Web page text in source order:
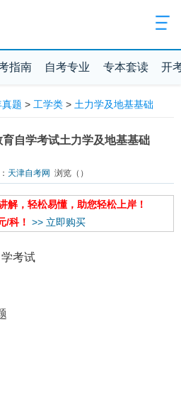
指南 自考专业 专本套读 开
真题 > 工学类> 土力学及地基基础
育自学考试土力学及地基基础
天津自考网 浏览（ ）
解，轻松易懂，助您轻松上岸！
/科！ >> 立即购买
考试